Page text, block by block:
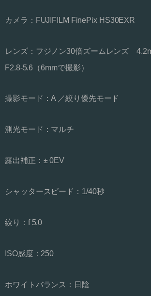
カメラ：FUJIFILM FinePix HS30EXR
レンズ：フジノン30倍ズームレンズ
F2.8-5.6（6mmで撮影）
撮影モード：A ／絞り優先モード
測光モード：マルチ
露出補正：± 0EV
シャッタースピード：1/40秒
絞り：f 5.0
ISO感度：250
ホワイトバランス：日陰